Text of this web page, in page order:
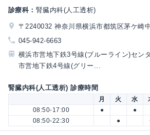
診療科： 腎臓内科(人工透析)
〒2240032 神奈川県横浜市都筑区茅ケ崎
045-942-6663
横浜市営地下鉄3号線(ブルーライン)セン
市営地下鉄4号線(グリー...
腎臓内科(人工透析) 診療時間
月 火 水
08:50-17:00
● ●
08:50-22:30
●